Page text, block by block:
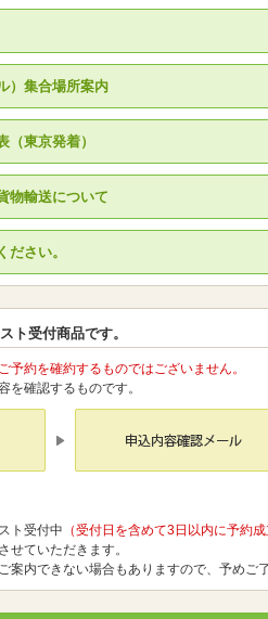
）集合場所案内
（東京発着）
物輸送について
ださい。
ト受付商品です。
ご予約を確約するものではございません。
を確認するものです。
ト受付中 （受付日を含めて3日以内に予約
ていただきます。
内できない場合もありますので、予めご了